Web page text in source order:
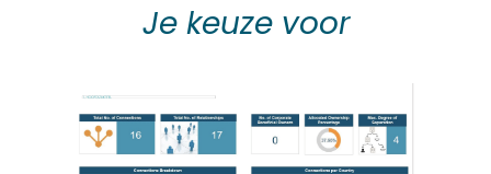
Je keuze voor